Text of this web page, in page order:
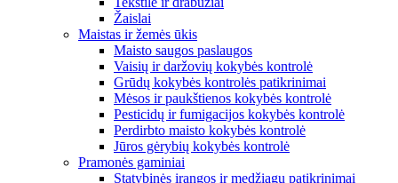
Žaislai
Maistas ir žemės ūkis
Maisto saugos paslaugos
Vaisių ir daržovių kokybės kontrolė
Grūdų kokybės kontrolės patikrinimai
Mėsos ir paukštienos kokybės kontrolė
Pesticidų ir fumigacijos kokybės kontrolė
Perdirbto maisto kokybės kontrolė
Jūros gėrybių kokybės kontrolė
Pramonės gaminiai
Statybinės įrangos ir medžiagų patikrinimai